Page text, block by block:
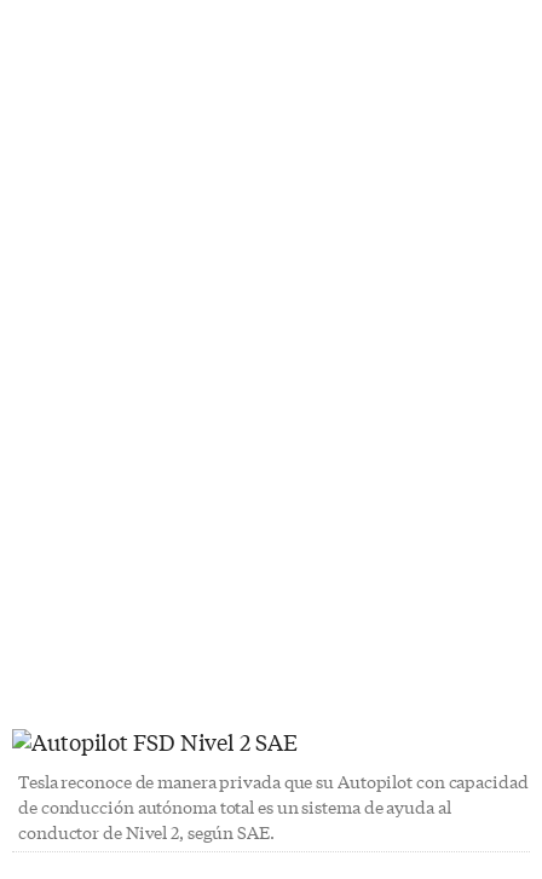
Tesla reconoce de manera privada que su Autopilot con capacidad
de conducción autónoma total es un sistema de ayuda al
conductor de Nivel 2, según SAE.